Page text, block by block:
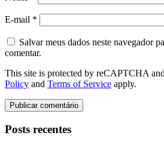
E-mail *
Salvar meus dados neste navegador
comentar.
This site is protected by reCAPTCHA
Policy and Terms of Service apply.
Posts recentes